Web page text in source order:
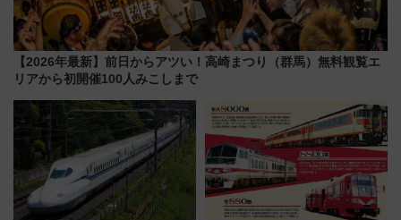
【2026年最新】前日からアツい！高崎まつり（群馬）無料観覧エ
リアから初開催100人みこしまで